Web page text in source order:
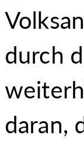
durch
daran,